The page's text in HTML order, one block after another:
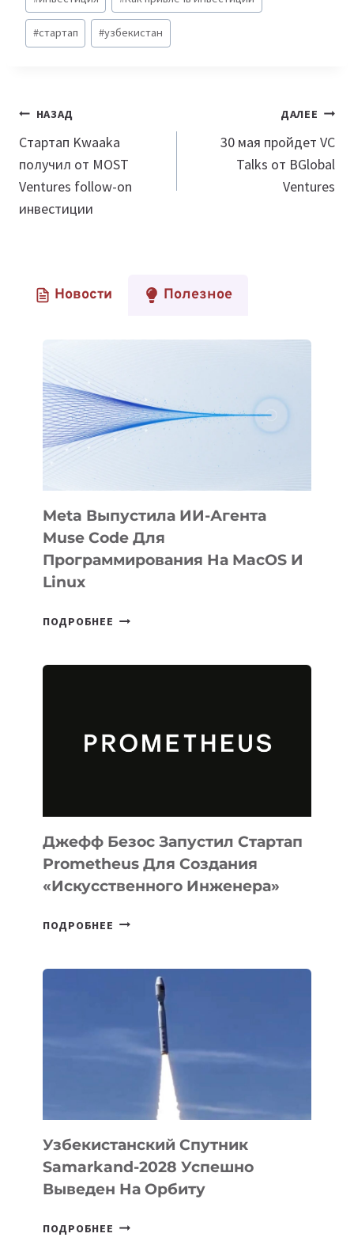
#стартап #узбекистан
Навигация
по
записям
НАЗАД
Стартап Kwaaka
получил от MOST
Ventures follow-on
инвестиции
ДАЛЕЕ
30 мая пройдет VC
Talks от BGlobal
Ventures
Новости Полезное
Meta Выпустила ИИ-Агента
Muse Code Для
Программирования На MacOS И
Linux
ПОДРОБНЕЕ META
ДЛЯ
ПРОГРАММИРОВАНИЯ
И
LINUX
Джефф Безос Запустил Стартап
Prometheus Для Создания
«искусственного Инженера»
ПОДРОБНЕЕ ДЖЕФФ
СТАРТАП
PROMETHEUS
СОЗДАНИЯ
«ИСКУССТВЕННОГО
ИНЖЕНЕРА»
Узбекистанский Спутник
Samarkand-2028 Успешно
Выведен На Орбиту
ПОДРОБНЕЕ УЗБЕКИСТАНСКИЙ